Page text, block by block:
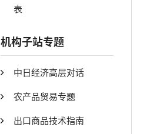
表
机构子站专题
中日经济高层对话
农产品贸易专题
出口商品技术指南